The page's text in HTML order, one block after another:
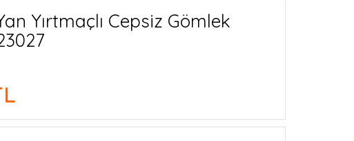
Yırtmaçlı Cepsiz Gömlek